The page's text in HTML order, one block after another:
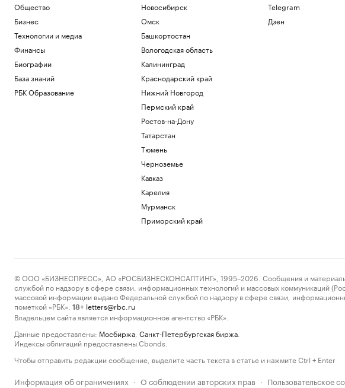
Общество
Бизнес
Технологии и медиа
Финансы
Биографии
База знаний
РБК Образование
Новосибирск
Омск
Башкортостан
Вологодская область
Калининград
Краснодарский край
Нижний Новгород
Пермский край
Ростов-на-Дону
Татарстан
Тюмень
Черноземье
Кавказ
Карелия
Мурманск
Приморский край
Telegram
Дзен
© ООО «БИЗНЕСПРЕСС», АО «РОСБИЗНЕСКОНСАЛТИНГ», 1995–2026. Сообщения и материалы
службой по надзору в сфере связи, информационных технологий и массовых коммуникаций
массовой информации выдано Федеральной службой по надзору в сфере связи,
пометкой «РБК».
18+ letters@rbc.ru
Владельцем сайта является информационное агентство «РБК».
Данные предоставлены: Мосбиржа Санкт-Петербургская биржа
Индексы облигаций предоставлены Cbonds.
Чтобы отправить редакции сообщение, выделите часть текста в статье и нажмите Ctrl + Enter
Информация об ограничениях · О соблюдении авторских прав · Пользовательское